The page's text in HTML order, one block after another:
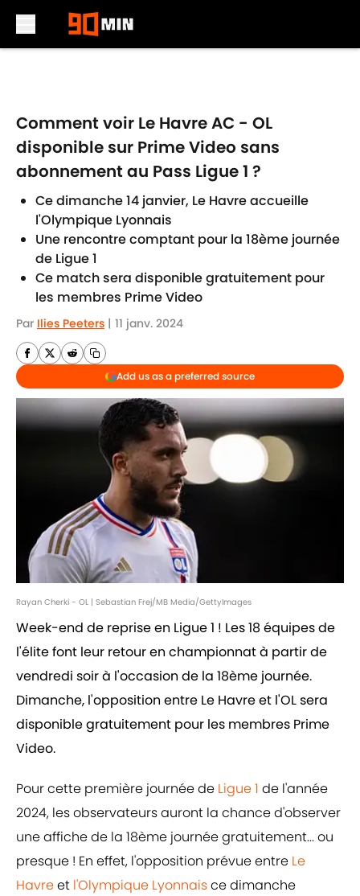
Comment voir Le Havre AC - OL
disponible sur Prime Video sans
abonnement au Pass Ligue 1 ?
Ce dimanche 14 janvier, Le Havre accueille
l'Olympique Lyonnais
Une rencontre comptant pour la 18ème journée
de Ligue 1
Ce match sera disponible gratuitement pour
les membres Prime Video
Par Ilies Peeters | 11 janv. 2024
Add us as a preferred source
Rayan Cherki - OL | Sebastian Frej/MB Media/GettyImages
Week-end de reprise en Ligue 1 ! Les 18 équipes de
l'élite font leur retour en championnat à partir de
vendredi soir à l'occasion de la 18ème journée.
Dimanche, l'opposition entre Le Havre et l'OL sera
disponible gratuitement pour les membres Prime
Video.
Pour cette première journée de Ligue 1 de l'année
2024, les observateurs auront la chance d'observer
une affiche de la 18ème journée gratuitement... ou
presque ! En effet, l'opposition prévue entre Le
Havreet l'Olympique Lyonnaisce dimanche